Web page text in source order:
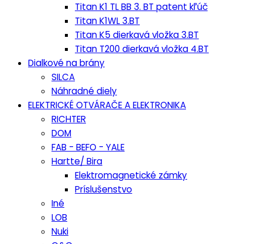
Titan K1 TL BB 3. BT patent kľúč
Titan K1WL 3.BT
Titan K5 dierkavá vložka 3.BT
Titan T200 dierkavá vložka 4.BT
Dialkové na brány
SILCA
Náhradné diely
ELEKTRICKÉ OTVÁRAČE A ELEKTRONIKA
RICHTER
DOM
FAB - BEFO - YALE
Hartte/ Bira
Elektromagnetické zámky
Príslušenstvo
Iné
LOB
Nuki